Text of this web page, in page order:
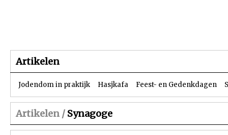
Artikelen
Jodendom in praktijk Hasjkafa Feest- en Gedenkdagen
Artikelen / Synagoge